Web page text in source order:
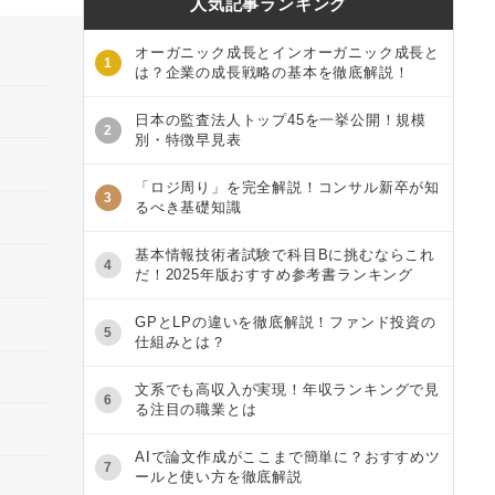
1
オーガニック成長とインオーガニック成長と
は？企業の成長戦略の基本を徹底解説！
2
日本の監査法人トップ45を一挙公開！規模
別・特徴早見表
3
「ロジ周り」を完全解説！コンサル新卒が知
るべき基礎知識
4
基本情報技術者試験で科目Bに挑むならこれ
だ！2025年版おすすめ参考書ランキング
5
GPとLPの違いを徹底解説！ファンド投資の
仕組みとは？
6
文系でも高収入が実現！年収ランキングで見
る注目の職業とは
7
AIで論文作成がここまで簡単に？おすすめツ
ールと使い方を徹底解説